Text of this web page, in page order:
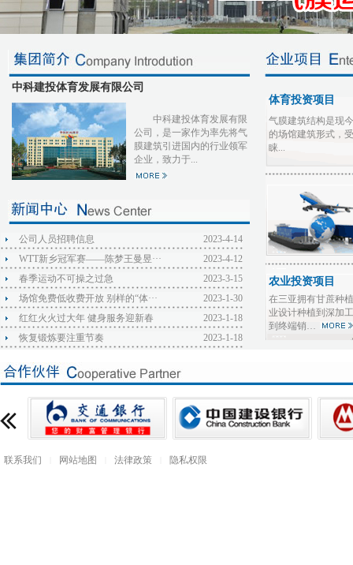
中科建投体育发展有限公司
中科建投体育发展有限
公司，是一家作为率先将气
膜建筑引进国内的行业领军
企业，致力于...
公司人员招聘信息
2023-4-14
WTT新乡冠军赛——陈梦王曼昱···
2023-4-12
春季运动不可操之过急
2023-3-15
场馆免费低收费开放 别样的“体···
2023-1-30
红红火火过大年 健身服务迎新春
2023-1-18
恢复锻炼要注重节奏
2023-1-18
体育投资项目
气膜建筑结构是现
的场馆建筑形式，
睐...
农业投资项目
在三亚拥有甘蔗种
业设计种植到深加
到终端销…
联系我们 网站地图 法律政策 隐私权限